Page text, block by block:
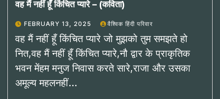
वह मैं नहीं हूँ किंचित प्यारे – (कविता)
FEBRUARY 13, 2025 वैश्विक हिंदी परिवार
वह मैं नहीं हूँ किंचित प्यारे जो मुझको तुम समझते हो
नित,वह मैं नहीं हूँ किंचित प्यारे,नौ द्वार के प्राकृतिक
भवन मेंहम मनुज निवास करते सारे,राजा और उसका
अमूल्य महलनहीं…